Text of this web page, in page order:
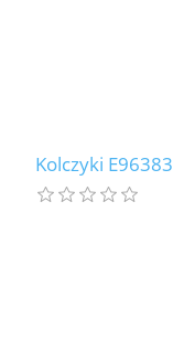
Kolczyki E96383